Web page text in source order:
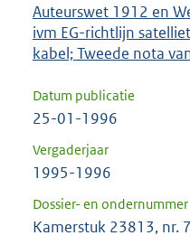
Auteurswet 1912 en
ivm EG-richtlijn
kabel; Tweede nota
Datum publicatie
25-01-1996
Vergaderjaar
1995-1996
Dossier- en ondernummer
Kamerstuk 23813, nr. 7